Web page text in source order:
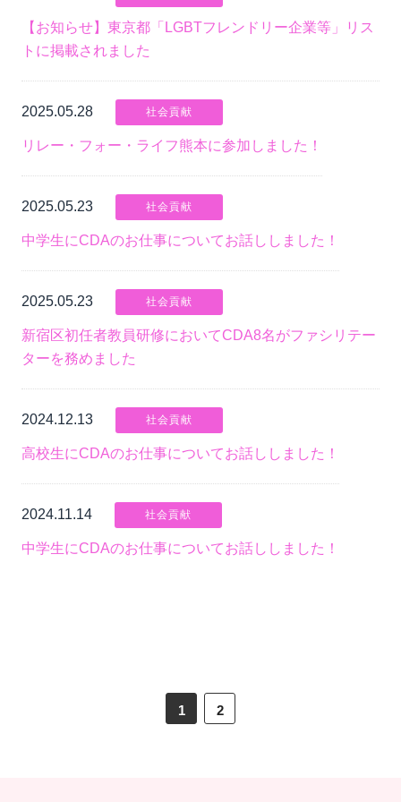
【お知らせ】東京都「LGBTフレンドリー企業等」リス
トに掲載されました
2025.05.28 社会貢献
リレー・フォー・ライフ熊本に参加しました！
2025.05.23 社会貢献
中学生にCDAのお仕事についてお話ししました！
2025.05.23 社会貢献
新宿区初任者教員研修においてCDA8名がファシリテー
ターを務めました
2024.12.13 社会貢献
高校生にCDAのお仕事についてお話ししました！
2024.11.14 社会貢献
中学生にCDAのお仕事についてお話ししました！
1 2